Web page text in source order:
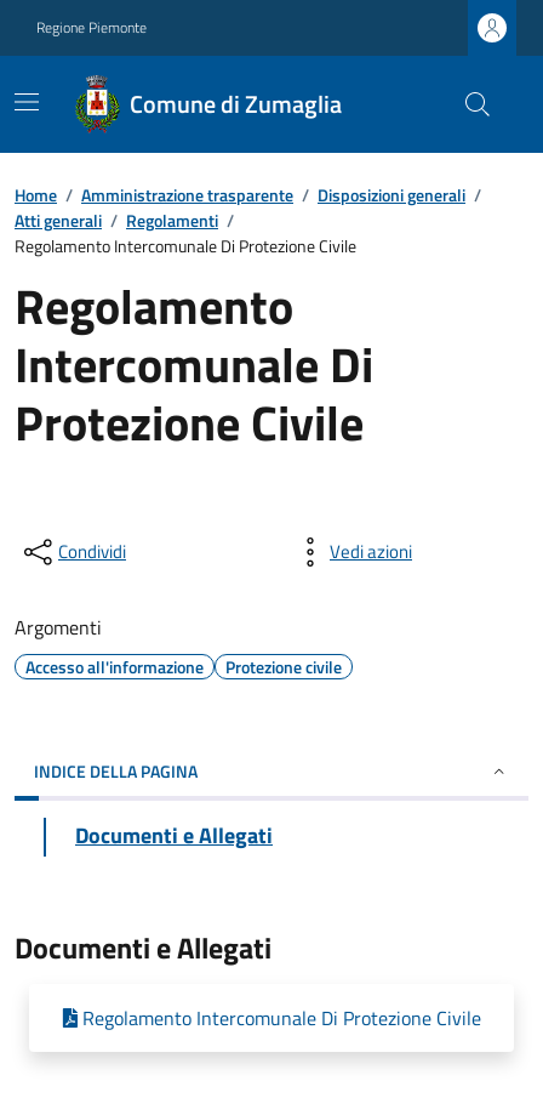
Regione Piemonte
Comune di Zumaglia
Home / Amministrazione trasparente / Disposizioni generali /
Atti generali / Regolamenti /
Regolamento Intercomunale Di Protezione Civile
Regolamento
Intercomunale Di
Protezione Civile
Condividi Vedi azioni
Argomenti
Accesso all'informazione Protezione civile
INDICE DELLA PAGINA
Documenti e Allegati
Documenti e Allegati
Regolamento Intercomunale Di Protezione Civile